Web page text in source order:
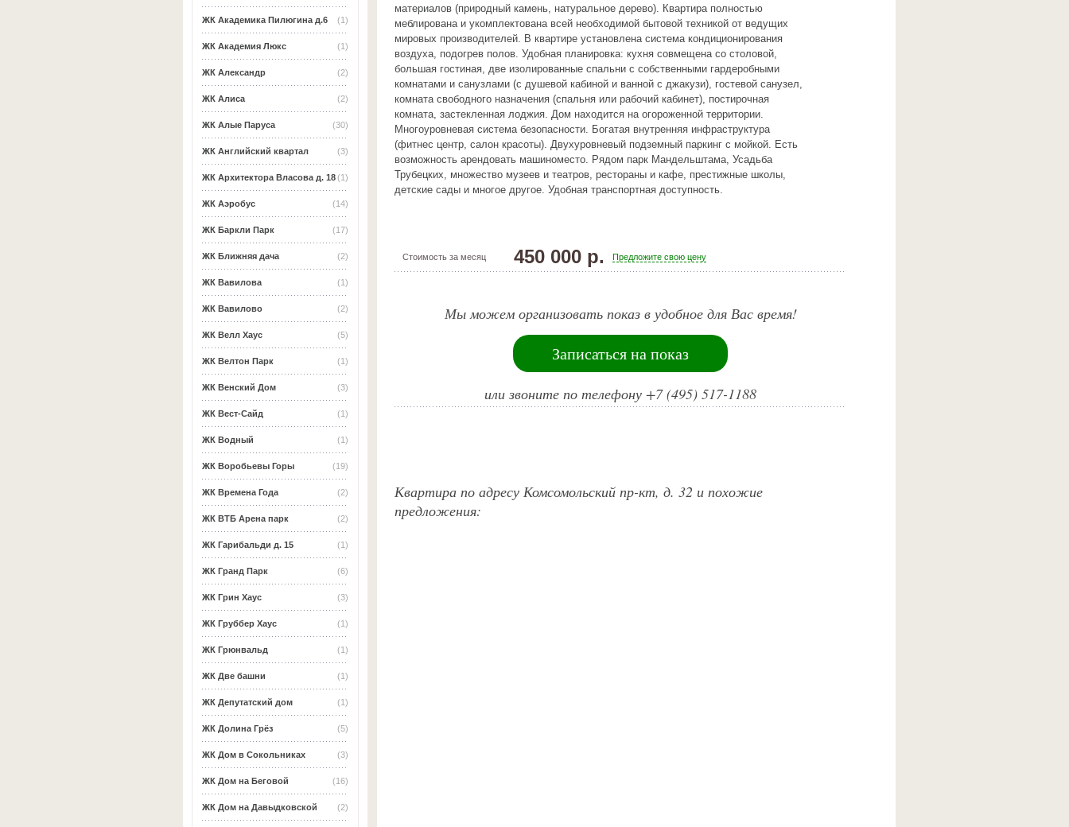
(1)
ЖК Академика Пилюгина д.6
(1)
ЖК Академия Люкс
(2)
ЖК Александр
(2)
ЖК Алиса
(30)
ЖК Алые Паруса
(3)
ЖК Английский квартал
(1)
ЖК Архитектора Власова д. 18
(14)
ЖК Аэробус
(17)
ЖК Баркли Парк
(2)
ЖК Ближняя дача
(1)
ЖК Вавилова
(2)
ЖК Вавилово
(5)
ЖК Велл Хаус
(1)
ЖК Велтон Парк
(3)
ЖК Венский Дом
(1)
ЖК Вест-Сайд
(1)
ЖК Водный
(19)
ЖК Воробьевы Горы
(2)
ЖК Времена Года
(2)
ЖК ВТБ Арена парк
(1)
ЖК Гарибальди д. 15
(6)
ЖК Гранд Парк
(3)
ЖК Грин Хаус
(1)
ЖК Груббер Хаус
(1)
ЖК Грюнвальд
(1)
ЖК Две башни
(1)
ЖК Депутатский дом
(5)
ЖК Долина Грёз
(3)
ЖК Дом в Сокольниках
(16)
ЖК Дом на Беговой
(2)
ЖК Дом на Давыдковской
материалов (природный камень, натуральное дерево). Квартира полностью
меблирована и укомплектована всей необходимой бытовой техникой от ведущих
мировых производителей. В квартире установлена система кондиционирования
воздуха, подогрев полов. Удобная планировка: кухня совмещена со столовой,
большая гостиная, две изолированные спальни с собственными гардеробными
комнатами и санузлами (с душевой кабиной и ванной с джакузи), гостевой санузел,
комната свободного назначения (спальня или рабочий кабинет), постирочная
комната, застекленная лоджия. Дом находится на огороженной территории.
Многоуровневая система безопасности. Богатая внутренняя инфраструктура
(фитнес центр, салон красоты). Двухуровневый подземный паркинг с мойкой. Есть
возможность арендовать машиноместо. Рядом парк Мандельштама, Усадьба
Трубецких, множество музеев и театров, рестораны и кафе, престижные школы,
детские сады и многое другое. Удобная транспортная доступность.
Стоимость за месяц 450 000 р. Предложите свою цену
Мы можем организовать показ в удобное для Вас время!
Записаться на показ
или звоните по телефону +7 (495) 517-1188
Квартира по адресу Комсомольский пр-кт, д. 32 и похожие
предложения: